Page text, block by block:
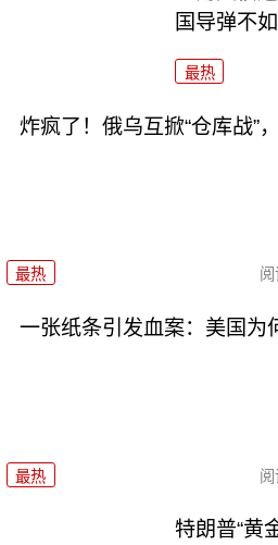
国导弹不如
最热
炸疯了！俄乌互掀“仓库战”
最热
一张纸条引发血案：美国为
最热
特朗普“黄